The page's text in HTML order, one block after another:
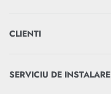
CLIENTI
SERVICIU DE INSTALARE